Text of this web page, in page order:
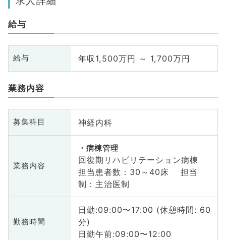
給与
給与 年収1,500万円 ～ 1,700万円
業務内容
募集科目 神経内科
業務内容
病棟管理
回復期リハビリテーション病棟
担当患者数：30～40床 担当
制：主治医制
勤務時間
日勤:09:00〜17:00 (休憩時間: 60
分)
日勤午前:09:00〜12:00